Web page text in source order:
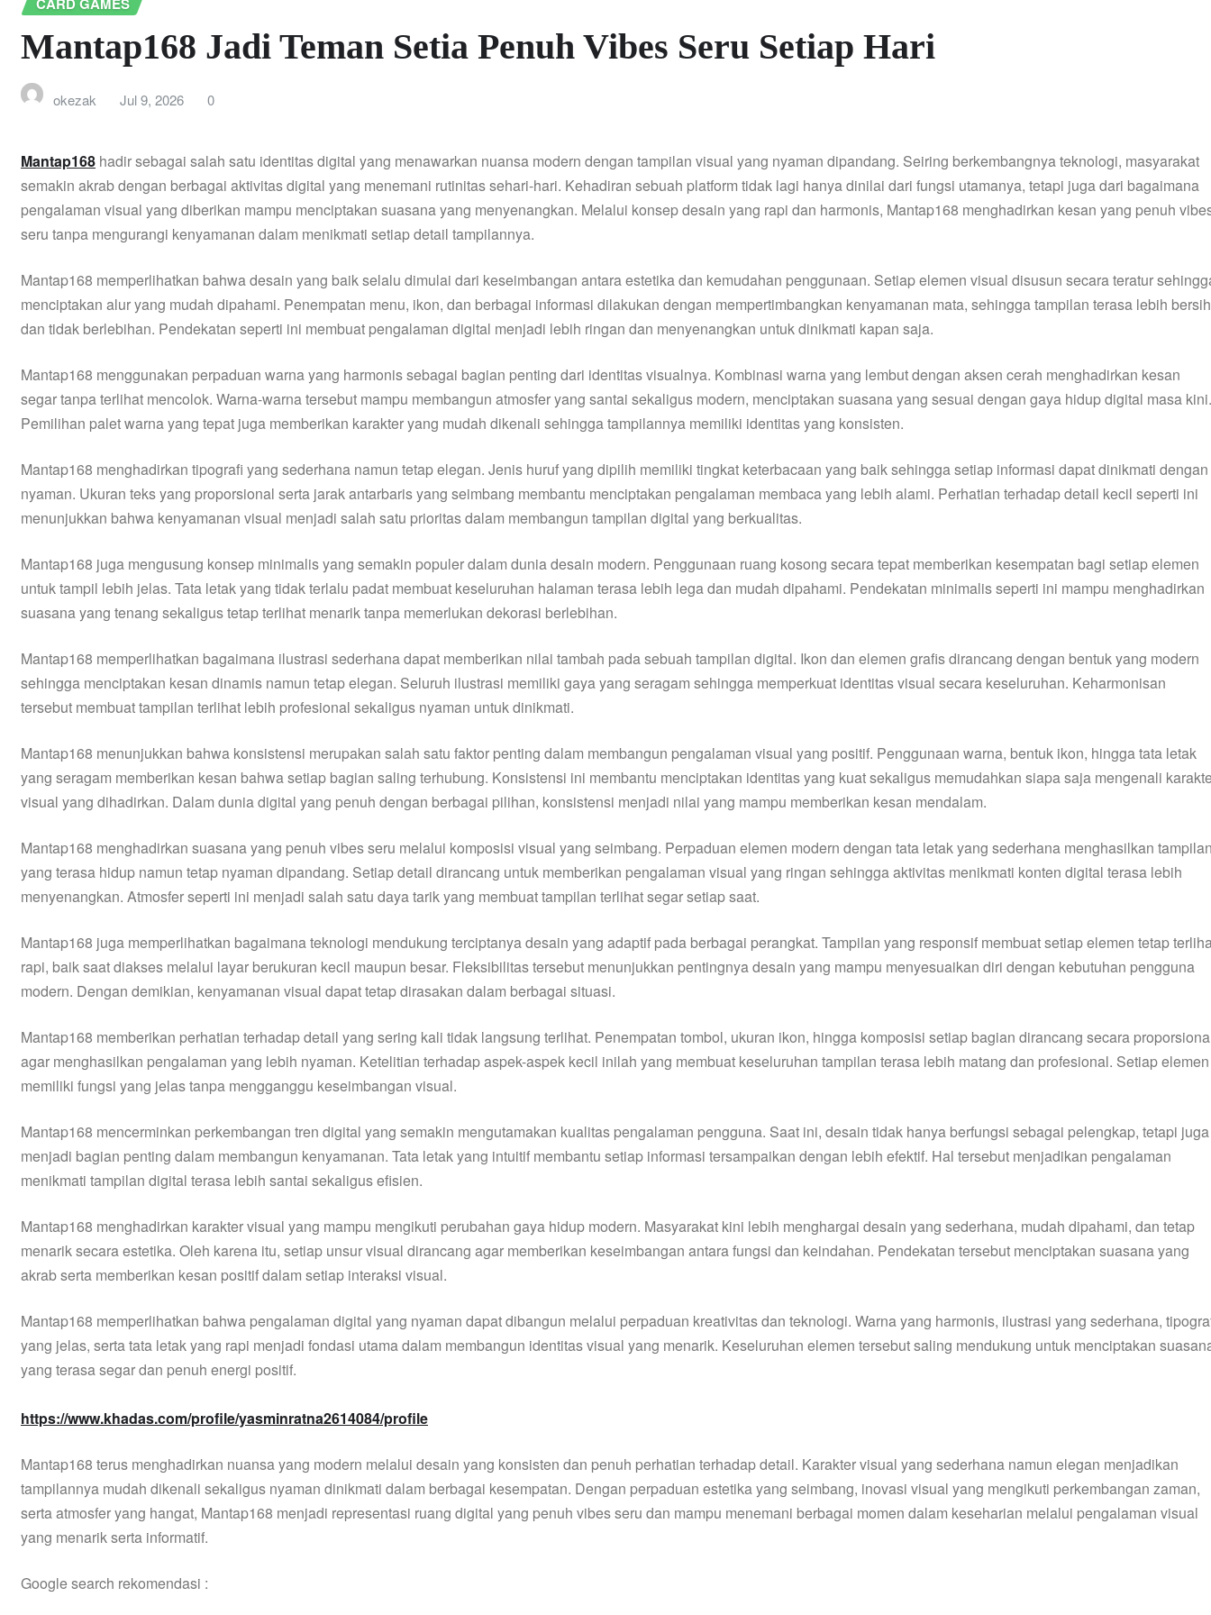
Mantap168 Jadi Teman Setia Penuh Vibes Seru Setiap Hari
okezak Jul 9, 2026 0
Mantap168 hadir sebagai salah satu identitas digital yang menawarkan nuansa modern dengan tampilan visual yang nyaman dipandang. Seiring berkembangnya teknologi, masyarakat
semakin akrab dengan berbagai aktivitas digital yang menemani rutinitas sehari-hari. Kehadiran sebuah platform tidak lagi hanya dinilai dari fungsi utamanya, tetapi juga dari bagaimana
pengalaman visual yang diberikan mampu menciptakan suasana yang menyenangkan. Melalui konsep desain yang rapi dan harmonis, Mantap168 menghadirkan kesan yang penuh
seru tanpa mengurangi kenyamanan dalam menikmati setiap detail tampilannya.
Mantap168 memperlihatkan bahwa desain yang baik selalu dimulai dari keseimbangan antara estetika dan kemudahan penggunaan. Setiap elemen visual disusun secara teratur
menciptakan alur yang mudah dipahami. Penempatan menu, ikon, dan berbagai informasi dilakukan dengan mempertimbangkan kenyamanan mata, sehingga tampilan terasa lebih bersih
dan tidak berlebihan. Pendekatan seperti ini membuat pengalaman digital menjadi lebih ringan dan menyenangkan untuk dinikmati kapan saja.
Mantap168 menggunakan perpaduan warna yang harmonis sebagai bagian penting dari identitas visualnya. Kombinasi warna yang lembut dengan aksen cerah menghadirkan kesan
segar tanpa terlihat mencolok. Warna-warna tersebut mampu membangun atmosfer yang santai sekaligus modern, menciptakan suasana yang sesuai dengan gaya hidup digital masa kini.
Pemilihan palet warna yang tepat juga memberikan karakter yang mudah dikenali sehingga tampilannya memiliki identitas yang konsisten.
Mantap168 menghadirkan tipografi yang sederhana namun tetap elegan. Jenis huruf yang dipilih memiliki tingkat keterbacaan yang baik sehingga setiap informasi dapat dinikmati dengan
nyaman. Ukuran teks yang proporsional serta jarak antarbaris yang seimbang membantu menciptakan pengalaman membaca yang lebih alami. Perhatian terhadap detail kecil seperti ini
menunjukkan bahwa kenyamanan visual menjadi salah satu prioritas dalam membangun tampilan digital yang berkualitas.
Mantap168 juga mengusung konsep minimalis yang semakin populer dalam dunia desain modern. Penggunaan ruang kosong secara tepat memberikan kesempatan bagi setiap elemen
untuk tampil lebih jelas. Tata letak yang tidak terlalu padat membuat keseluruhan halaman terasa lebih lega dan mudah dipahami. Pendekatan minimalis seperti ini mampu menghadirkan
suasana yang tenang sekaligus tetap terlihat menarik tanpa memerlukan dekorasi berlebihan.
Mantap168 memperlihatkan bagaimana ilustrasi sederhana dapat memberikan nilai tambah pada sebuah tampilan digital. Ikon dan elemen grafis dirancang dengan bentuk yang modern
sehingga menciptakan kesan dinamis namun tetap elegan. Seluruh ilustrasi memiliki gaya yang seragam sehingga memperkuat identitas visual secara keseluruhan. Keharmonisan
tersebut membuat tampilan terlihat lebih profesional sekaligus nyaman untuk dinikmati.
Mantap168 menunjukkan bahwa konsistensi merupakan salah satu faktor penting dalam membangun pengalaman visual yang positif. Penggunaan warna, bentuk ikon, hingga tata letak
yang seragam memberikan kesan bahwa setiap bagian saling terhubung. Konsistensi ini membantu menciptakan identitas yang kuat sekaligus memudahkan siapa saja mengenali
visual yang dihadirkan. Dalam dunia digital yang penuh dengan berbagai pilihan, konsistensi menjadi nilai yang mampu memberikan kesan mendalam.
Mantap168 menghadirkan suasana yang penuh vibes seru melalui komposisi visual yang seimbang. Perpaduan elemen modern dengan tata letak yang sederhana menghasilkan
yang terasa hidup namun tetap nyaman dipandang. Setiap detail dirancang untuk memberikan pengalaman visual yang ringan sehingga aktivitas menikmati konten digital terasa lebih
menyenangkan. Atmosfer seperti ini menjadi salah satu daya tarik yang membuat tampilan terlihat segar setiap saat.
Mantap168 juga memperlihatkan bagaimana teknologi mendukung terciptanya desain yang adaptif pada berbagai perangkat. Tampilan yang responsif membuat setiap elemen tetap
rapi, baik saat diakses melalui layar berukuran kecil maupun besar. Fleksibilitas tersebut menunjukkan pentingnya desain yang mampu menyesuaikan diri dengan kebutuhan pengguna
modern. Dengan demikian, kenyamanan visual dapat tetap dirasakan dalam berbagai situasi.
Mantap168 memberikan perhatian terhadap detail yang sering kali tidak langsung terlihat. Penempatan tombol, ukuran ikon, hingga komposisi setiap bagian dirancang secara
agar menghasilkan pengalaman yang lebih nyaman. Ketelitian terhadap aspek-aspek kecil inilah yang membuat keseluruhan tampilan terasa lebih matang dan profesional. Setiap elemen
memiliki fungsi yang jelas tanpa mengganggu keseimbangan visual.
Mantap168 mencerminkan perkembangan tren digital yang semakin mengutamakan kualitas pengalaman pengguna. Saat ini, desain tidak hanya berfungsi sebagai pelengkap, tetapi juga
menjadi bagian penting dalam membangun kenyamanan. Tata letak yang intuitif membantu setiap informasi tersampaikan dengan lebih efektif. Hal tersebut menjadikan pengalaman
menikmati tampilan digital terasa lebih santai sekaligus efisien.
Mantap168 menghadirkan karakter visual yang mampu mengikuti perubahan gaya hidup modern. Masyarakat kini lebih menghargai desain yang sederhana, mudah dipahami, dan tetap
menarik secara estetika. Oleh karena itu, setiap unsur visual dirancang agar memberikan keseimbangan antara fungsi dan keindahan. Pendekatan tersebut menciptakan suasana yang
akrab serta memberikan kesan positif dalam setiap interaksi visual.
Mantap168 memperlihatkan bahwa pengalaman digital yang nyaman dapat dibangun melalui perpaduan kreativitas dan teknologi. Warna yang harmonis, ilustrasi yang sederhana,
yang jelas, serta tata letak yang rapi menjadi fondasi utama dalam membangun identitas visual yang menarik. Keseluruhan elemen tersebut saling mendukung untuk menciptakan
yang terasa segar dan penuh energi positif.
https://www.khadas.com/profile/yasminratna2614084/profile
Mantap168 terus menghadirkan nuansa yang modern melalui desain yang konsisten dan penuh perhatian terhadap detail. Karakter visual yang sederhana namun elegan menjadikan
tampilannya mudah dikenali sekaligus nyaman dinikmati dalam berbagai kesempatan. Dengan perpaduan estetika yang seimbang, inovasi visual yang mengikuti perkembangan zaman,
serta atmosfer yang hangat, Mantap168 menjadi representasi ruang digital yang penuh vibes seru dan mampu menemani berbagai momen dalam keseharian melalui pengalaman visual
yang menarik serta informatif.
Google search rekomendasi :